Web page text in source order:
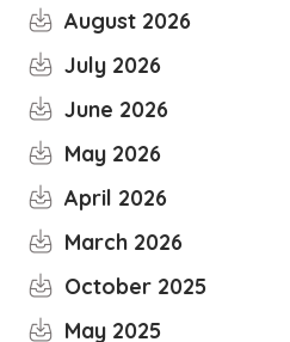
August 2026
July 2026
June 2026
May 2026
April 2026
March 2026
October 2025
May 2025